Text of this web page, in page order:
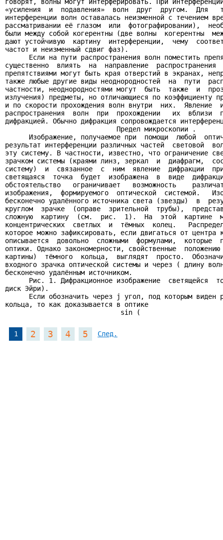
«усиления  и  подавления»  волн  друг  другом.  Для
интерференции волн оставалась неизменной с течением
рассматривании её глазом  или  фотографировании),
были между собой когерентны (две волны  когерентны
дают устойчивую  картину  интерференции,  чему
частот и неизменный сдвиг фаз).
Если на пути распространения волн поместить
существенно  влиять  на  направление
препятствиями могут быть края отверстий в экранах,
также любые другие виды неоднородностей  на  пути
частности, неоднородностями могут  быть  также  и
излучения) предметы, но отличающиеся по коэффициенту
и по скорости прохождения волн внутри  них.  Явление
распространения  волн  при  прохождении   их  вблизи
дифракцией. Обычно дифракция сопровождается
                            Предел микроскопии .
Изображение, получаемое при  помощи  любой
результат интерференции различных частей  световой
эту систему. В частности, известно, что ограничение
зрачком системы (краями линз, зеркал  и  диафрагм,
систему)  и  связанное  с  ним  явление  дифракции
светящаяся  точка  будет  изображена  в  виде
обстоятельство   ограничивает   возможность
изображения,  формируемого  оптической  системой.
бесконечно удалённого источника света (звезды)  в
круглом  зрачке  (оправе  зрительной  трубы),
сложную  картину  (см.  рис.  1).  На  этой  картине
концентрических  светлых  и  тёмных  колец.
которое можно зафиксировать, если двигаться от
описывается  довольно  сложными  формулами,  которые
оптики. Однако закономерности, свойственные
картины)  тёмного  кольца,  выглядят  просто.
входного зрачка оптической системы и через ( длину
бесконечно удалённым источником.
Рис. 1. Дифракционное изображение  светящейся
диск Эйри).
Если обозначить через j угол, под которым виден
кольца, то как доказывается в оптике
                             sin (
1 2 3 4 5 След.